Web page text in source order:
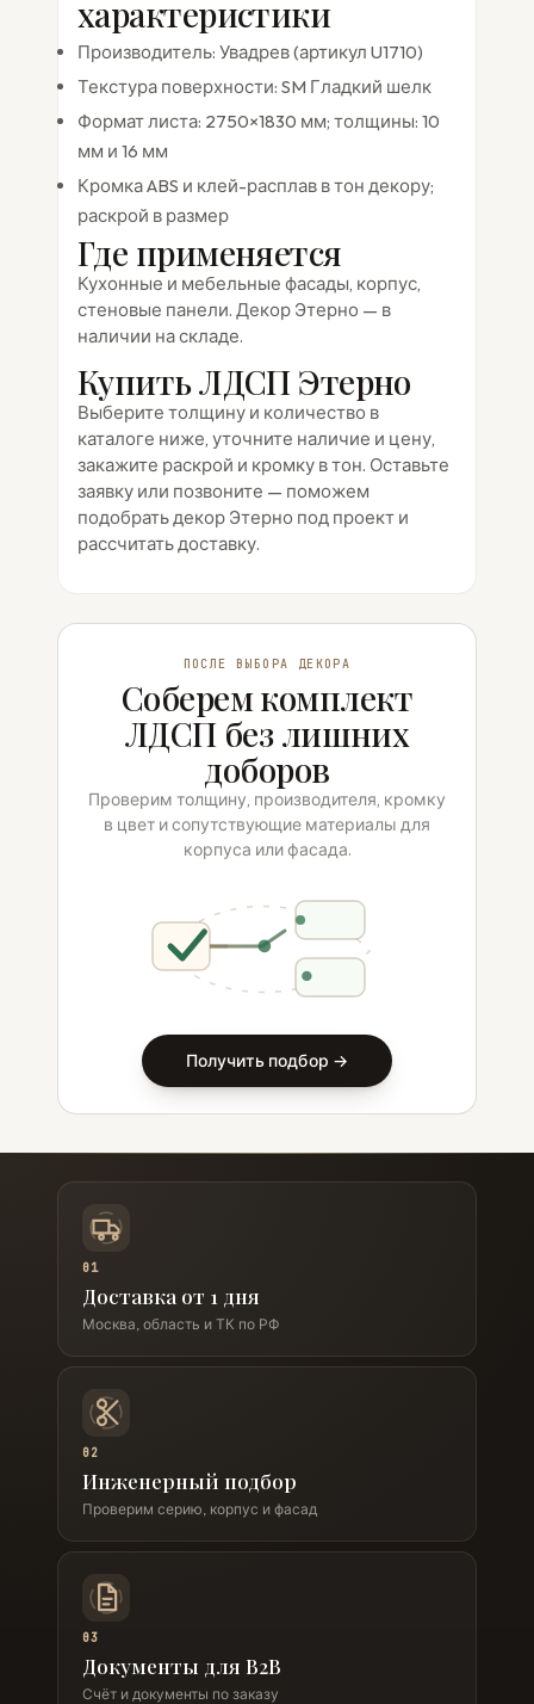
характеристики
Производитель: Увадрев (артикул U1710)
Текстура поверхности: SM Гладкий шелк
Формат листа: 2750×1830 мм; толщины: 10
мм и 16 мм
Кромка ABS и клей-расплав в тон декору;
раскрой в размер
Где применяется
Кухонные и мебельные фасады, корпус,
стеновые панели. Декор Этерно — в
наличии на складе.
Купить ЛДСП Этерно
Выберите толщину и количество в
каталоге ниже, уточните наличие и цену,
закажите раскрой и кромку в тон. Оставьте
заявку или позвоните — поможем
подобрать декор Этерно под проект и
рассчитать доставку.
ПОСЛЕ ВЫБОРА ДЕКОРА
Соберем комплект
ЛДСП без лишних
доборов
Проверим толщину, производителя, кромку
в цвет и сопутствующие материалы для
корпуса или фасада.
Получить подбор →
01
Доставка от 1 дня
Москва, область и ТК по РФ
02
Инженерный подбор
Проверим серию, корпус и фасад
03
Документы для B2B
Счёт и документы по заказу